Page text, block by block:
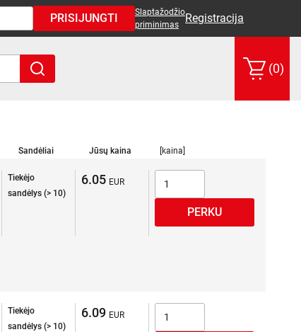
PRISIJUNGTI
Slaptažodžio
priminimas
Registracija
(0)
Sandėliai Jūsų kaina [kaina]
Tiekėjo
sandėlys (> 10)
6.05
Tiekėjo
sandėlys (> 10)
6.09